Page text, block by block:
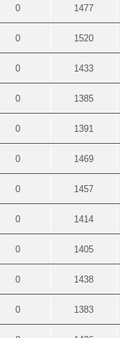
0 1477
0 1520
0 1433
0 1385
0 1391
0 1469
0 1457
0 1414
0 1405
0 1438
0 1383